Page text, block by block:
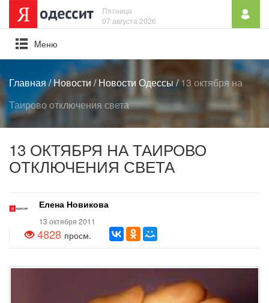
Пятница
07 августа 2026
Mеню
Главная/Новости /Новости Одессы/13 октября на
Таирово отключения света
13 ОКТЯБРЯ НА ТАИРОВО
ОТКЛЮЧЕНИЯ СВЕТА
Елена Новикова
13 октября 2011
4828 просм.